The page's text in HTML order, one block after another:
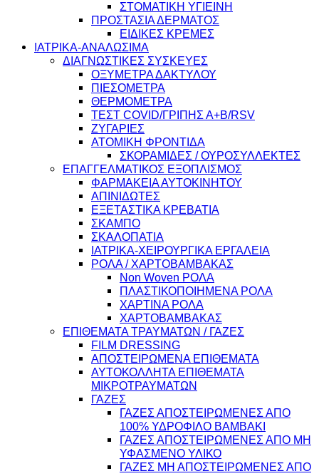
ΣΤΟΜΑΤΙΚΗ ΥΓΙΕΙΝΗ
ΠΡΟΣΤΑΣΙΑ ΔΕΡΜΑΤΟΣ
ΕΙΔΙΚΕΣ ΚΡΕΜΕΣ
ΙΑΤΡΙΚΑ-ΑΝΑΛΩΣΙΜΑ
ΔΙΑΓΝΩΣΤΙΚΕΣ ΣΥΣΚΕΥΕΣ
ΟΞΥΜΕΤΡΑ ΔΑΚΤΥΛΟΥ
ΠΙΕΣΟΜΕΤΡΑ
ΘΕΡΜΟΜΕΤΡΑ
ΤΕΣΤ COVID/ΓΡΙΠΗΣ Α+Β/RSV
ΖΥΓΑΡΙΕΣ
ΑΤΟΜΙΚΗ ΦΡΟΝΤΙΔΑ
ΣΚΟΡΑΜΙΔΕΣ / ΟΥΡΟΣΥΛΛΕΚΤΕΣ
ΕΠΑΓΓΕΛΜΑΤΙΚΟΣ ΕΞΟΠΛΙΣΜΟΣ
ΦΑΡΜΑΚΕΙΑ ΑΥΤΟΚΙΝΗΤΟΥ
ΑΠΙΝΙΔΩΤΕΣ
ΕΞΕΤΑΣΤΙΚΑ ΚΡΕΒΑΤΙΑ
ΣΚΑΜΠΟ
ΣΚΑΛΟΠΑΤΙΑ
ΙΑΤΡΙΚΑ-ΧΕΙΡΟΥΡΓΙΚΑ ΕΡΓΑΛΕΙΑ
ΡΟΛΑ / ΧΑΡΤΟΒΑΜΒΑΚΑΣ
Non Woven ΡΟΛΑ
ΠΛΑΣΤΙΚΟΠΟΙΗΜΕΝΑ ΡΟΛΑ
ΧΑΡΤΙΝΑ ΡΟΛΑ
ΧΑΡΤΟΒΑΜΒΑΚΑΣ
ΕΠΙΘΕΜΑΤΑ ΤΡΑΥΜΑΤΩΝ / ΓΑΖΕΣ
FILM DRESSING
ΑΠΟΣΤΕΙΡΩΜΕΝΑ ΕΠΙΘΕΜΑΤΑ
ΑΥΤΟΚΟΛΛΗΤΑ ΕΠΙΘΕΜΑΤΑ
ΜΙΚΡΟΤΡΑΥΜΑΤΩΝ
ΓΑΖΕΣ
ΓΑΖΕΣ ΑΠΟΣΤΕΙΡΩΜΕΝΕΣ ΑΠΟ
100% ΥΔΡΟΦΙΛΟ ΒΑΜΒΑΚΙ
ΓΑΖΕΣ ΑΠΟΣΤΕΙΡΩΜΕΝΕΣ ΑΠΟ ΜΗ
ΥΦΑΣΜΕΝΟ ΥΛΙΚΟ
ΓΑΖΕΣ ΜΗ ΑΠΟΣΤΕΙΡΩΜΕΝΕΣ ΑΠΟ